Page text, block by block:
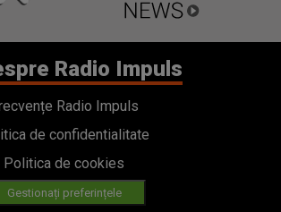
Radio Impuls
Radio Impuls
de confidentialitate
Politica de cookies
Gestionați preferințele